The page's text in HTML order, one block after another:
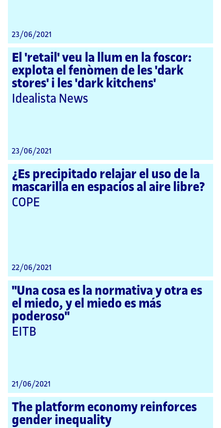
23/06/2021
El 'retail' veu la llum en la foscor:
explota el fenòmen de les 'dark
stores' i les 'dark kitchens'
Idealista News
23/06/2021
¿Es precipitado relajar el uso de la
mascarilla en espacios al aire libre?
COPE
22/06/2021
"Una cosa es la normativa y otra es
el miedo, y el miedo es más
poderoso"
EITB
21/06/2021
The platform economy reinforces
gender inequality